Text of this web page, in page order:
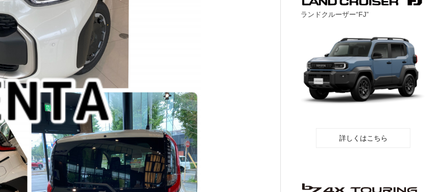
ランドクルーザー“FJ”
詳しくはこちら